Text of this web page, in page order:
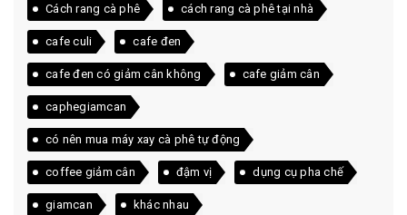
Cách rang cà phê cách rang cà phê tại nhà
cafe culi cafe đen
cafe đen có giảm cân không cafe giảm cân
caphegiamcan
có nên mua máy xay cà phê tự động
coffee giảm cân đậm vị dụng cụ pha chế
giamcan khác nhau